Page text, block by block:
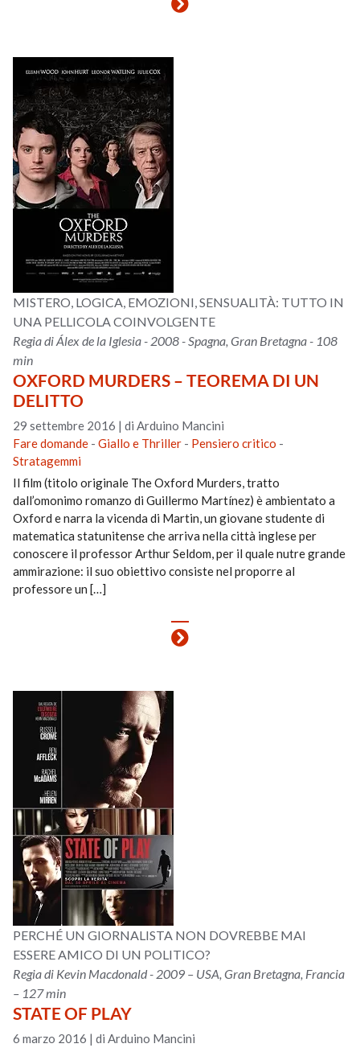
MISTERO, LOGICA, EMOZIONI, SENSUALITÀ: TUTTO IN
UNA PELLICOLA COINVOLGENTE
Regia di Álex de la Iglesia - 2008 - Spagna, Gran Bretagna - 108
min
OXFORD MURDERS – TEOREMA DI UN
DELITTO
29 settembre 2016 |di Arduino Mancini
Fare domande -Giallo e Thriller - Pensiero critico -
Stratagemmi
Il film (titolo originale The Oxford Murders, tratto
dall’omonimo romanzo di Guillermo Martínez) è ambientato a
Oxford e narra la vicenda di Martin, un giovane studente di
matematica statunitense che arriva nella città inglese per
conoscere il professor Arthur Seldom, per il quale nutre grande
ammirazione: il suo obiettivo consiste nel proporre al
professore un […]
PERCHÉ UN GIORNALISTA NON DOVREBBE MAI
ESSERE AMICO DI UN POLITICO?
Regia di Kevin Macdonald - 2009 – USA, Gran Bretagna, Francia
– 127 min
STATE OF PLAY
6 marzo 2016 |di Arduino Mancini